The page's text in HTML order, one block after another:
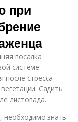
при
посадка
системе
после стресса
Садить
листопада.
необходимо знать